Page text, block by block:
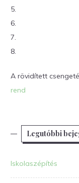
5.
6.
7.
8.
A rövidített
rend
Legutóbbi
Iskolaszépítés